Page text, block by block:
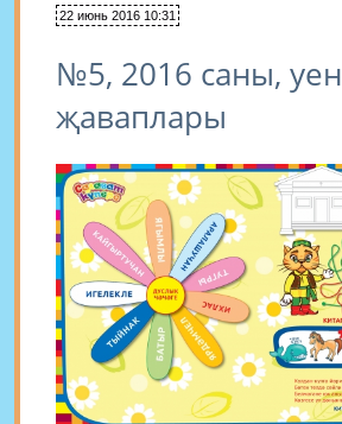
22 июнь 2016 10:31
№5, 2016 саны, уен
җаваплары